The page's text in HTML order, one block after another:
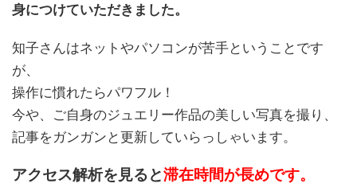
身につけていただきました。
知子さんはネットやパソコンが苦手ということです
が、
操作に慣れたらパワフル！
今や、ご自身のジュエリー作品の美しい写真を撮り、
記事をガンガンと更新していらっしゃいます。
アクセス解析を見ると滞在時間が長めです。